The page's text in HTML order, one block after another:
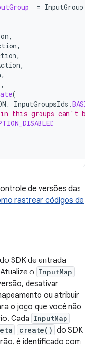
= InputGroup
,
,
,
,
,
(
, InputGroupsIds .
this groups can't be
de versões das
rastrear códigos de
do SDK de entrada
o InputMap
desativar
ou atribuir
o jogo que você não
Cada InputMap
create() do SDK
é identificado com